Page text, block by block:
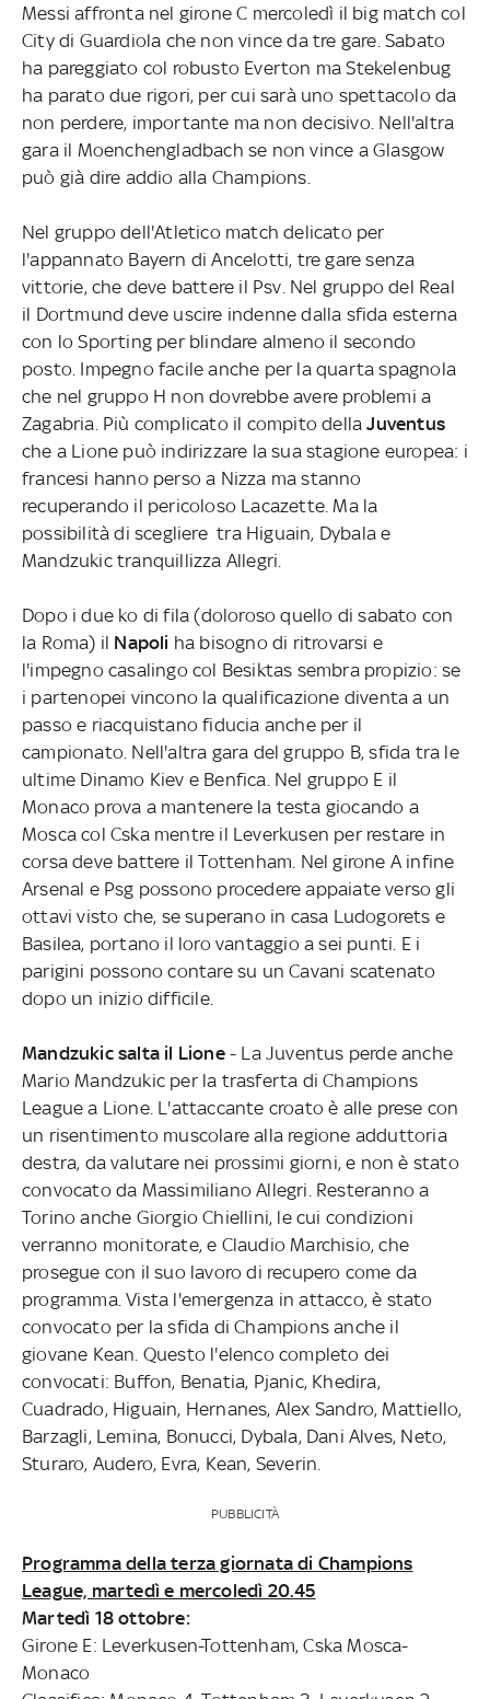
Messi affronta nel girone C mercoledì il big match col
City di Guardiola che non vince da tre gare. Sabato
ha pareggiato col robusto Everton ma Stekelenbug
ha parato due rigori, per cui sarà uno spettacolo da
non perdere, importante ma non decisivo. Nell'altra
gara il Moenchengladbach se non vince a Glasgow
può già dire addio alla Champions.
Nel gruppo dell'Atletico match delicato per
l'appannato Bayern di Ancelotti, tre gare senza
vittorie, che deve battere il Psv. Nel gruppo del Real
il Dortmund deve uscire indenne dalla sfida esterna
con lo Sporting per blindare almeno il secondo
posto. Impegno facile anche per la quarta spagnola
che nel gruppo H non dovrebbe avere problemi a
Zagabria. Più complicato il compito dellaJuventus
che a Lione può indirizzare la sua stagione europea: i
francesi hanno perso a Nizza ma stanno
recuperando il pericoloso Lacazette. Ma la
possibilità di scegliere tra Higuain, Dybala e
Mandzukic tranquillizza Allegri.
Dopo i due ko di fila (doloroso quello di sabato con
la Roma) il Napoli ha bisogno di ritrovarsi e
l'impegno casalingo col Besiktas sembra propizio: se
i partenopei vincono la qualificazione diventa a un
passo e riacquistano fiducia anche per il
campionato. Nell'altra gara del gruppo B, sfida tra le
ultime Dinamo Kiev e Benfica. Nel gruppo E il
Monaco prova a mantenere la testa giocando a
Mosca col Cska mentre il Leverkusen per restare in
corsa deve battere il Tottenham. Nel girone A infine
Arsenal e Psg possono procedere appaiate verso gli
ottavi visto che, se superano in casa Ludogorets e
Basilea, portano il loro vantaggio a sei punti. E i
parigini possono contare su un Cavani scatenato
dopo un inizio difficile.
Mandzukic salta il Lione - La Juventus perde anche
Mario Mandzukic per la trasferta di Champions
League a Lione. L'attaccante croato è alle prese con
un risentimento muscolare alla regione adduttoria
destra, da valutare nei prossimi giorni, e non è stato
convocato da Massimiliano Allegri. Resteranno a
Torino anche Giorgio Chiellini, le cui condizioni
verranno monitorate, e Claudio Marchisio, che
prosegue con il suo lavoro di recupero come da
programma. Vista l'emergenza in attacco, è stato
convocato per la sfida di Champions anche il
giovane Kean. Questo l'elenco completo dei
convocati: Buffon, Benatia, Pjanic, Khedira,
Cuadrado, Higuain, Hernanes, Alex Sandro, Mattiello,
Barzagli, Lemina, Bonucci, Dybala, Dani Alves, Neto,
Sturaro, Audero, Evra, Kean, Severin.
PUBBLICITÀ
Programma della terza giornata di Champions
League, martedì e mercoledì 20.45
Martedì 18 ottobre:
Girone E: Leverkusen-Tottenham, Cska Mosca-
Monaco